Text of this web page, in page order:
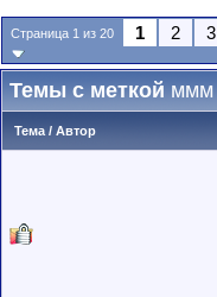
Страница 1 из 20 1 2 3
Темы с меткойммм
Тема / Автор